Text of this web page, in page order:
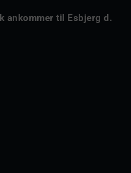
ankommer til Esbjerg d.